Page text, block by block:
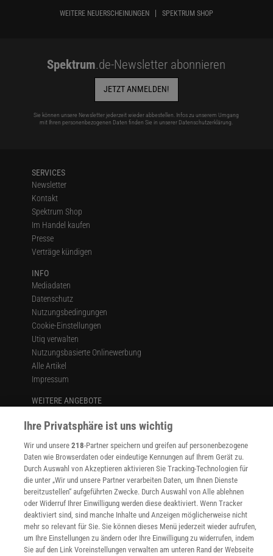
WEITERE NEUERSCHEINUNGEN SPEKTRUM SHOP
Spektrum.de-Newsletter abonnieren
JETZT ANMELDEN!
Sie können unsere Newsletter jederzeit wieder abbestellen. Infos zu unserem Umgang
mit Ihren personenbezogenen Daten finden Sie in unserer Datenschutzerklärung.
SERVICES
Newsletter
Kontakt
Spektrum Shop
Im Handel kaufen
Presse
Verträge kündigen
INFO
Mediadaten
Datenschutz
Nutzungsbedingungen
Cookie-Einstellungen
Utiq verwalten
Nutzungsbasierte Onlinewerbung
Alle Artikel
Impressum
WEITERE ANGEBOTE
Angebote für Institutionen
Sprachen lernen mit Gymglish
Lexika
Für Spektrum schreiben
Zugänglichkeitserklärung
WEBSEITEN
KielSCN
Wissenschaft in die Schulen
SciLogs
Ihre Privatsphäre ist uns wichtig
Wir und unsere218-Partner speichern und greifen auf personenbezogene
Daten wie Browserdaten oder eindeutige Kennungen auf Ihrem Gerät zu.
Durch Auswahl von Akzeptieren aktivieren Sie Tracking-Technologien für
die unter „Wir und unsere Partner verarbeiten Daten, um Ihnen Dienste
bereitzustellen“ aufgeführten Zwecke. Durch Auswahl von Alle ablehnen
oder Widerruf Ihrer Einwilligung werden diese deaktiviert. Wenn Tracker
deaktiviert sind, sind manche Inhalte und Anzeigen möglicherweise nicht
mehr so relevant für Sie. Sie können dieses Menü jederzeit wieder aufrufen,
um Ihre Einstellungen zu ändern oder Ihre Einwilligung zu widerrufen, indem
Sie auf den Link Voreinstellungen verwalten am unteren Rand der Webseite